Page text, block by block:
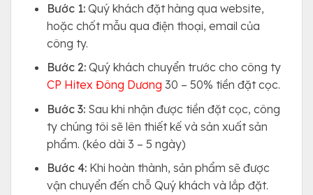
Bước 1:Quý khách đặt hàng qua website,
hoặc chốt mẫu qua điện thoại, email của
công ty.
Bước 2:Quý khách chuyển trước cho công ty
CP Hitex Đông Dương 30 – 50% tiền đặt cọc.
Bước 3:Sau khi nhận được tiền đặt cọc, công
ty chúng tôi sẽ lên thiết kế và sản xuất sản
phẩm. (kéo dài 3 – 5 ngày)
Bước 4:Khi hoàn thành, sản phẩm sẽ được
vận chuyển đến chỗ Quý khách và lắp đặt.